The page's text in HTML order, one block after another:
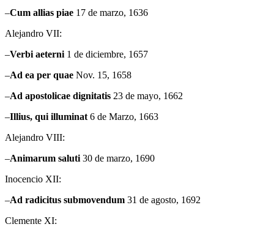
–Cum allias piae 17 de marzo, 1636
Alejandro VII:
–Verbi aeterni 1 de diciembre, 1657
–Ad ea per quae Nov. 15, 1658
–Ad apostolicae dignitatis 23 de mayo, 1662
–Illius, qui illuminat 6 de Marzo, 1663
Alejandro VIII:
–Animarum saluti 30 de marzo, 1690
Inocencio XII:
–Ad radicitus submovendum 31 de agosto, 1692
Clemente XI: